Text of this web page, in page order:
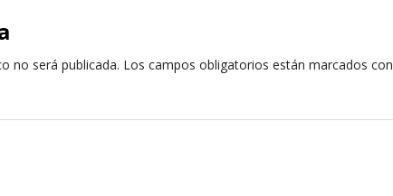
no será publicada. Los campos obligatorios están marcados con